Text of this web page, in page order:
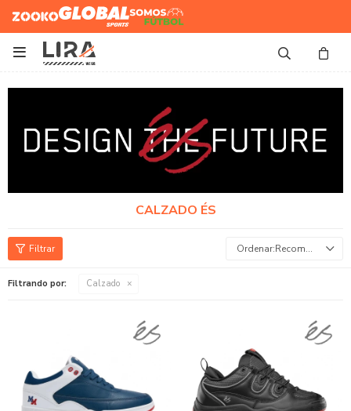
Zooko Global Sports
Somos
Futbol

CALZADO ÉS
Recomendados
Filtrando por: Calzado